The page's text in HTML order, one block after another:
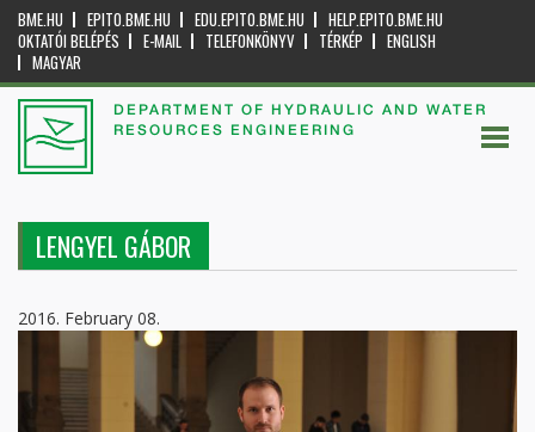
BME.HU EPITO.BME.HU EDU.EPITO.BME.HU
HELP.EPITO.BME.HU
OKTATÓI BELÉPÉS
E-MAIL TELEFONKÖNYV TÉRKÉP
ENGLISH
MAGYAR
DEPARTMENT OF HYDRAULIC AND WATER
RESOURCES ENGINEERING
LENGYEL GÁBOR
2016. February 08.